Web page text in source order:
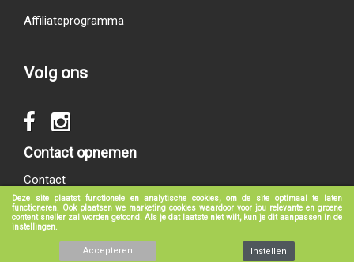
Deze site plaatst functionele en analytische cookies, om de site optimaal te laten
functioneren. Ook plaatsen we marketing cookies waardoor voor jou relevante en groene
content sneller zal worden getoond. Als je dat laatste niet wilt, kun je dit aanpassen in de
instellingen.
Accepteren Instellen
Affiliateprogramma
Volg ons
Contact opnemen
Contact
Algemene voorwaarden
Privacy verklaring | Disclaimer